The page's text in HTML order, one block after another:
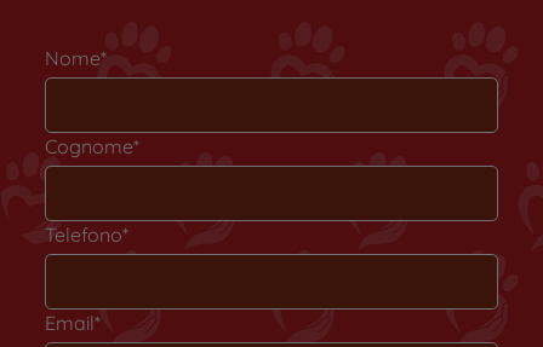
Nome*
Cognome*
Telefono*
Email*